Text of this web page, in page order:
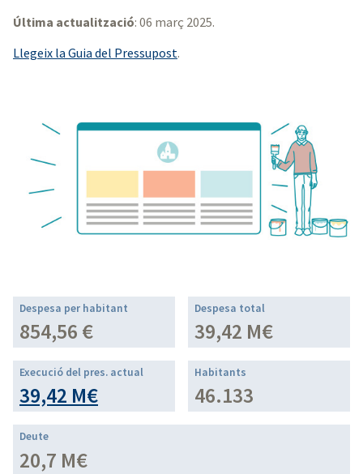
Última actualització: 06 març 2025.
Llegeix la Guia del Pressupost.
Despesa per habitant
854,56 €
Despesa total
39,42 M€
Execució del pres. actual
39,42 M€
Habitants
46.133
Deute
20,7 M€